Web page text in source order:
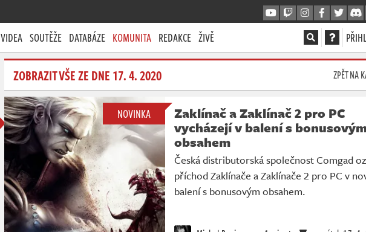
VIDEA SOUTĚŽE DATABÁZE KOMUNITA REDAKCE ŽIVĚ
ZOBRAZIT VŠE ZE DNE 17. 4. 2020 ZPĚT NA
NOVINKA
Zaklínač a Zaklínač 2 pro PC
vycházejí v balení s
obsahem
Česká distributorská společnost Comgad
příchod Zaklínače a Zaklínače 2 pro PC v
balení s bonusovým obsahem.